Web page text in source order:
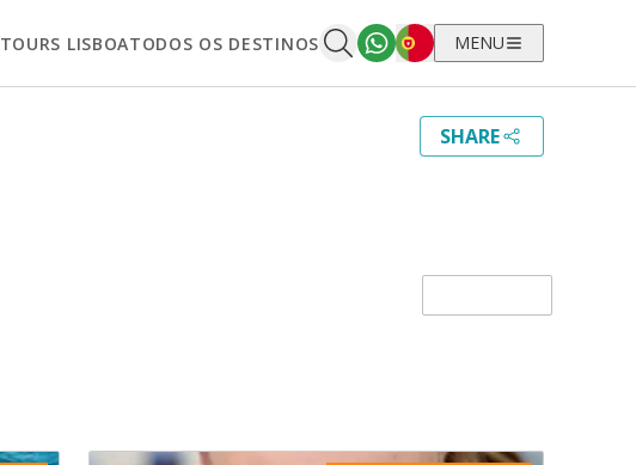
TOURS LISBOATODOS OS DESTINOS Português
MENU
SHARE